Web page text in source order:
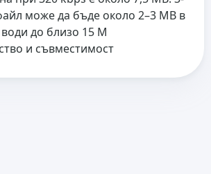
може да бъде около 2–3 MB в
до близо 15 M
и съвместимост